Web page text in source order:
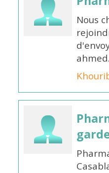
Nous